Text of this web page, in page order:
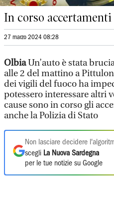
In corso
27 marzo 2024 08:28
OlbiaUn’auto è stata
alle 2 del mattino a
dei vigili del fuoco ha
potessero interessare altri
cause sono in corso gli
anche la Polizia di Stato
Non lasciare decidere
scegli La Nuova Sardegna
per le tue notizie su Google